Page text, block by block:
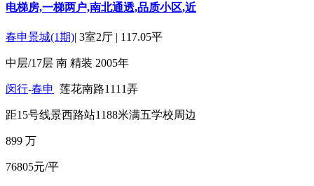
电梯房,一梯两户,南北通透,品质小区,近
春申景城(1期)| 3室2厅 | 117.05平
中层/17层 南 精装 2005年
闵行-春申 莲花南路1111弄
距15号线景西路站1188米满五学校周边
899 万
76805元/平